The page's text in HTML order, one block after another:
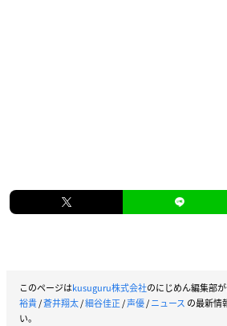
このページはkusuguru株式会社のにじめん編集部
裕貴/蒼井翔太/細谷佳正/声優/ニュース の最新情
い。